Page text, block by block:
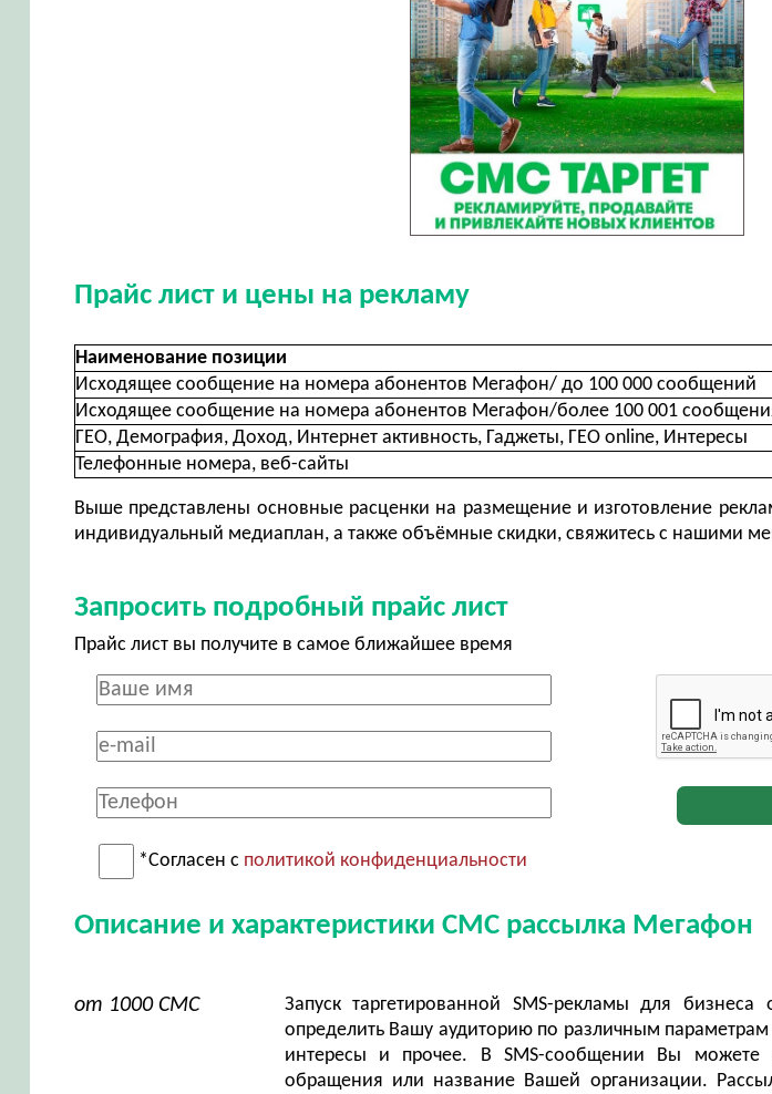
Прайс лист и цены на рекламу
Наименование позиции
Исходящее сообщение на номера абонентов Мегафон/ до 100 000 сообщений
Исходящее сообщение на номера абонентов Мегафон/более 100 001
ГЕО, Демография, Доход, Интернет активность, Гаджеты, ГЕО online, Интересы
Телефонные номера, веб-сайты
Выше представлены основные расценки на размещение и изготовление
индивидуальный медиаплан, а также объёмные скидки, свяжитесь с нашими
Запросить подробный прайс лист
Прайс лист вы получите в самое ближайшее время
*Согласен с политикой конфиденциальности
Описание и характеристики СМС рассылка Мегафон
от 1000 СМС
Запуск таргетированной SMS-рекламы для
определить Вашу аудиторию по различным
интересы и прочее. В SMS-сообщении Вы можете
обращения или название Вашей организации.